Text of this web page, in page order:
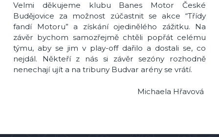
Velmi děkujeme klubu Banes Motor České
Budějovice za možnost zúčastnit se akce “Třídy
fandí Motoru” a získání ojedinělého zážitku. Na
závěr bychom samozřejmě chtěli popřát celému
týmu, aby se jim v play-off dařilo a dostali se, co
nejdál. Někteří z nás si závěr sezóny rozhodně
nenechají ujít a na tribuny Budvar arény se vrátí.
Michaela Hřavová